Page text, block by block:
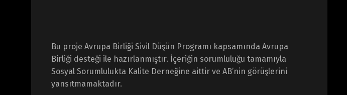
Bu proje Avrupa Birliği Sivil Düşün Programı kapsamında Avrupa
Birliği desteği ile hazırlanmıştır. İçeriğin sorumluluğu tamamıyla
Sosyal Sorumlulukta Kalite Derneğine aittir ve AB’nin görüşlerini
yansıtmamaktadır.